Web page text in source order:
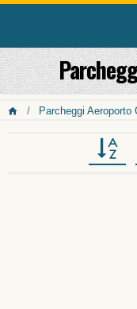
Parcheggi Aeroporto